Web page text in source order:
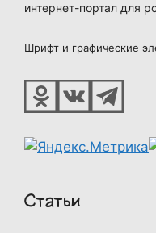
интернет-портал для
Шрифт и графические
Статьи